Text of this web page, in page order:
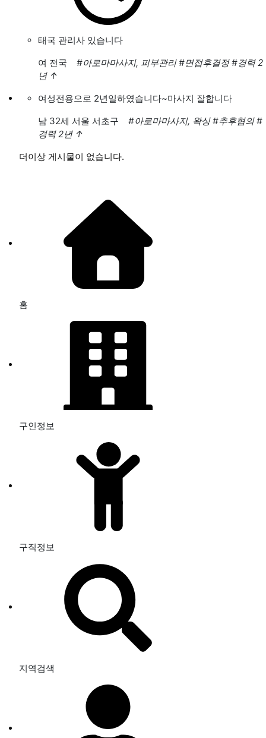
태국 관리사 있습니다
여 전국 #아로마마사지, 피부관리 #면접후결정 #경력 2
년 ↑
여성전용으로 2년일하였습니다~마사지 잘합니다
남 32세 서울 서초구 #아로마마사지, 왁싱 #추후협의 #
경력 2년 ↑
더이상 게시물이 없습니다.
홈
구인정보
구직정보
지역검색